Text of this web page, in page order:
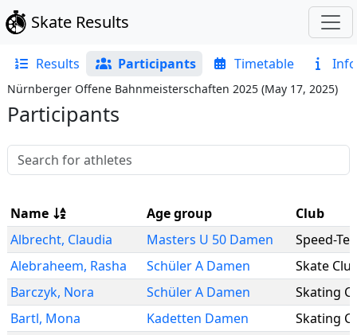
Skate Results
Results Participants Timetable Info
Nürnberger Offene Bahnmeisterschaften 2025 (May 17, 2025)
Participants
Name Age group
Club
Albrecht, Claudia Masters U 50 Damen
Speed-
Alebraheem, Rasha Schüler A Damen
Skate
Barczyk, Nora
Schüler A Damen
Bartl, Mona
Kadetten Damen